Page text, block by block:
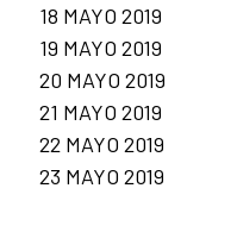
18 MAYO 2019
19 MAYO 2019
20 MAYO 2019
21 MAYO 2019
22 MAYO 2019
23 MAYO 2019